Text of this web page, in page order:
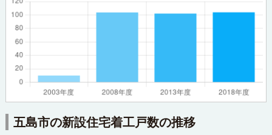
五島市の新設住宅着工戸数の推移